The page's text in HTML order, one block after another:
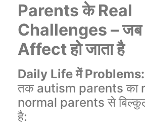
Parentsके Real
Challenges – जब
Affect हो जाता है
Daily Life में Problems:
तक autism parents का
normal parents से
है: